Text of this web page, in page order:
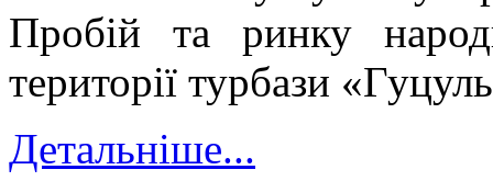
Пробій та ринку
території турбази
Детальніше...